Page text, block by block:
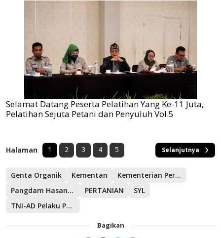
Selamat Datang Peserta Pelatihan Yang Ke-11 Juta,
Pelatihan Sejuta Petani dan Penyuluh Vol.5
Halaman 1 2 3 4 5 Selanjutnya
Genta Organik Kementan
Kementerian Pertanian
Pangdam Hasanuddin
PERTANIAN
SYL
TNI-AD Pelaku Pembangunan
Bagikan